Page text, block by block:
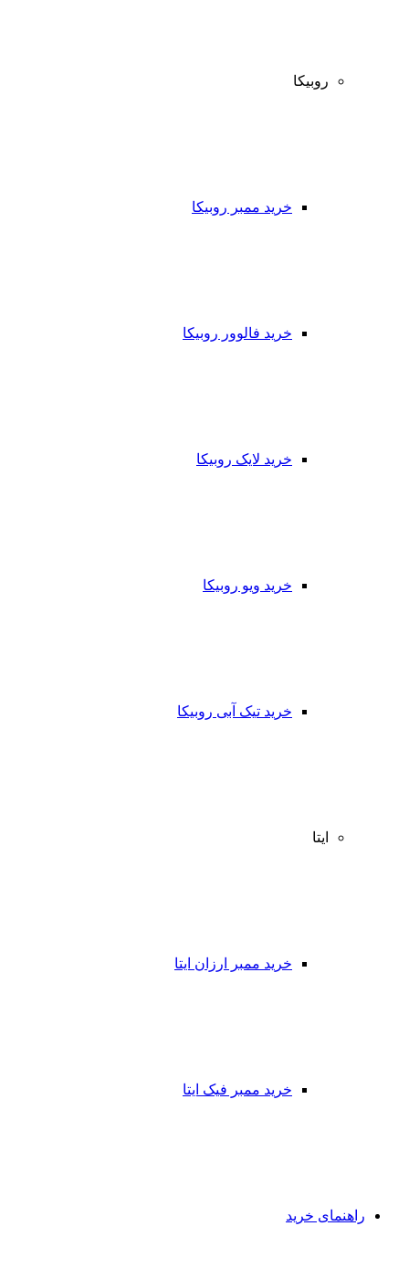
روبیکا
خرید ممبر روبیکا
خرید فالوور روبیکا
خرید لایک روبیکا
خرید ویو روبیکا
خرید تیک آبی روبیکا
ایتا
خرید ممبر ارزان ایتا
خرید ممبر فیک ایتا
راهنمای خرید